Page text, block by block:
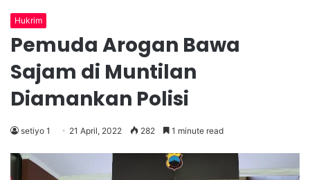
Hukrim
Pemuda Arogan Bawa
Sajam di Muntilan
Diamankan Polisi
setiyo 1 21 April, 2022 282 1 minute read